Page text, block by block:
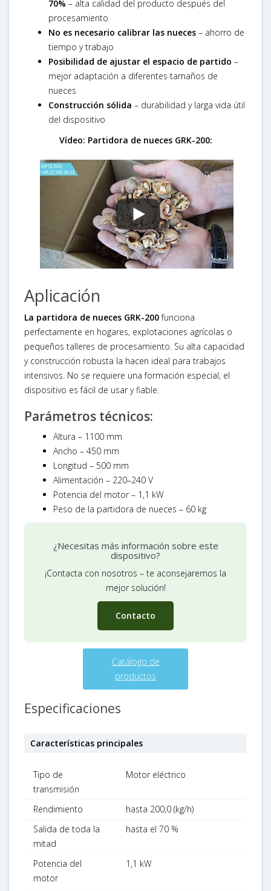
70% – alta calidad del producto después del
procesamiento
No es necesario calibrar las nueces – ahorro de
tiempo y trabajo
Posibilidad de ajustar el espacio de partido –
mejor adaptación a diferentes tamaños de
nueces
Construcción sólida – durabilidad y larga vida útil
del dispositivo
Vídeo: Partidora de nueces GRK-200:
Aplicación
La partidora de nueces GRK-200funciona
perfectamente en hogares, explotaciones agrícolas o
pequeños talleres de procesamiento. Su alta capacidad
y construcción robusta la hacen ideal para trabajos
intensivos. No se requiere una formación especial, el
dispositivo es fácil de usar y fiable.
Parámetros técnicos:
Altura – 1100 mm
Ancho – 450 mm
Longitud – 500 mm
Alimentación – 220–240 V
Potencia del motor – 1,1 kW
Peso de la partidora de nueces – 60 kg
¿Necesitas más información sobre este
dispositivo?
¡Contacta con nosotros – te aconsejaremos la
mejor solución!
Contacto
Catálogo de
productos
Especificaciones
Características principales
Tipo de
transmisión
Motor eléctrico
Rendimiento
hasta 200,0 (kg/h)
Salida de toda la
mitad
hasta el 70 %
Potencia del
motor
1,1 kW